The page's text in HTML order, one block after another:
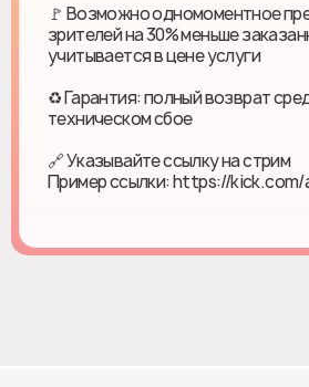
🚩 Возможно одномоментное
зрителей на 30% меньше
учитывается в цене услуги
♻ Гарантия: полный возврат
техническом сбое
🔗 Указывайте ссылку на стрим
Пример ссылки: https://kick.com/